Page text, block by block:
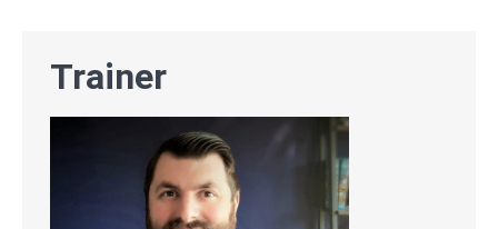
Trainer